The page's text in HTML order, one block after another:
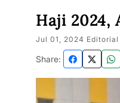
Haji 2024,
Jul 01, 2024 Editorial
Share: